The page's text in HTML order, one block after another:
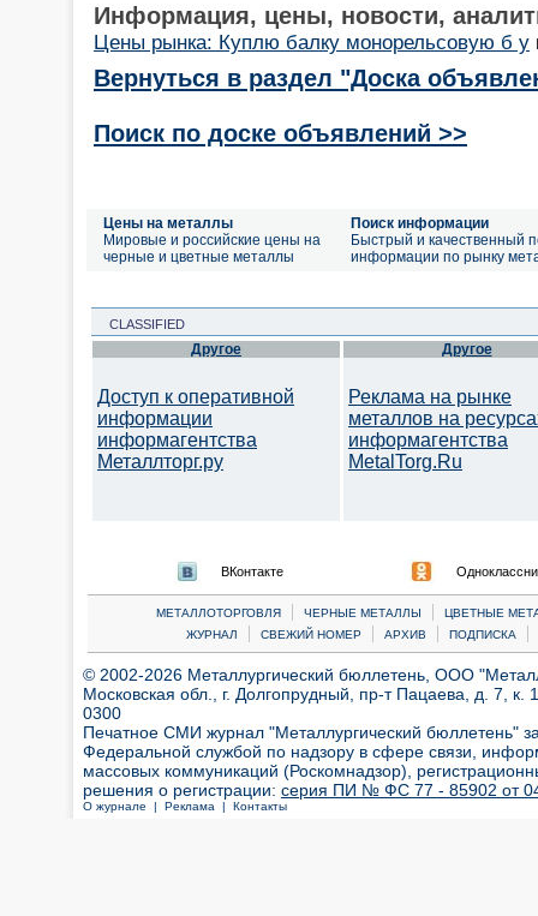
Информация, цены, новости,
Цены рынка: Куплю балку монорельсовую б у
Вернуться в раздел "Доска
Поиск по доске объявлений >>
Цены на металлы
Мировые и российские цены на
черные и цветные металлы
Поиск информации
Быстрый и качественный
информации по рынку
CLASSIFIED
Другое
Доступ к оперативной
информации
информагентства
Металлторг.ру
Другое
Реклама на рынке
металлов на
информагентства
MetalTorg.Ru
ВКонтакте
МЕТАЛЛОТОРГОВЛЯ | ЧЕРНЫЕ МЕТАЛЛЫ |
ЦВЕТНЫЕ
ЖУРНАЛ
| СВЕЖИЙ НОМЕР | АРХИВ | ПОДПИСКА |
© 2002-2026 Металлургический бюллетень, ООО
Московская обл., г. Долгопрудный, пр-т Пацаева, д. 7,
0300
Печатное СМИ журнал "Металлургический бюллетень"
Федеральной службой по надзору в сфере связи,
массовых коммуникаций (Роскомнадзор),
решения о регистрации: серия ПИ № ФС 77 - 85902 от 04
О журнале | Реклама | Контакты